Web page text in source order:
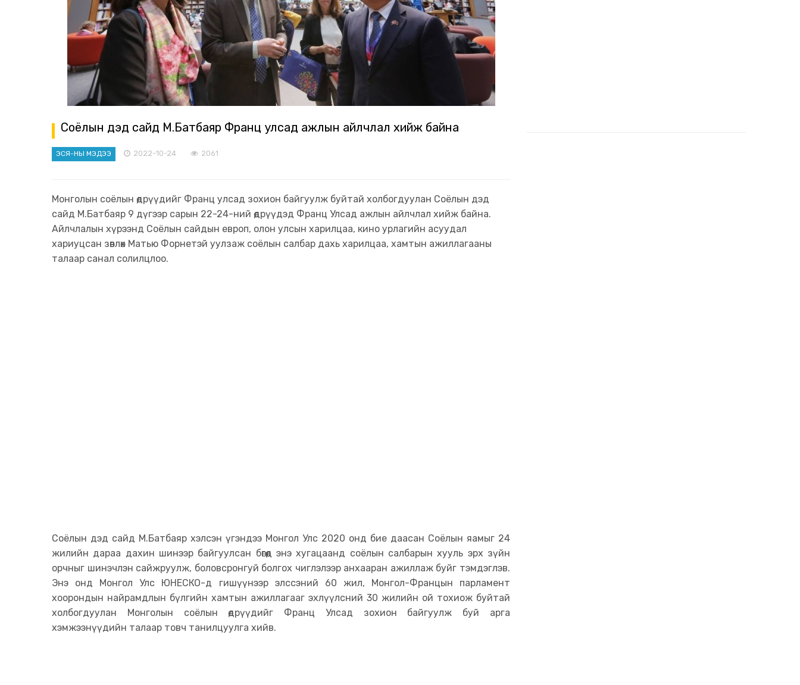
Соёлын дэд сайд М.Батбаяр Франц улсад ажлын айлчлал хийж байна
ЭСЯ-НЫ МЭДЭЭ 2022-10-24 2061
Монголын соёлын өдрүүдийг Франц улсад зохион байгуулж буйтай холбогдуулан Соёлын дэд
сайд М.Батбаяр 9 дүгээр сарын 22-24-ний өдрүүдэд Франц Улсад ажлын айлчлал хийж байна.
Айлчлалын хүрээнд Соёлын сайдын европ, олон улсын харилцаа, кино урлагийн асуудал
хариуцсан зөвлөх Матью Форнетэй уулзаж соёлын салбар дахь харилцаа, хамтын ажиллагааны
талаар санал солилцлоо.
Соёлын дэд сайд М.Батбаяр хэлсэн үгэндээ Монгол Улс 2020 онд бие даасан Соёлын яамыг 24
жилийн дараа дахин шинээр байгуулсан бөгөөд энэ хугацаанд соёлын салбарын хууль эрх зүйн
орчныг шинэчлэн сайжруулж, боловсронгуй болгох чиглэлээр анхааран ажиллаж буйг тэмдэглэв.
Энэ онд Монгол Улс ЮНЕСКО-д гишүүнээр элссэний 60 жил, Монгол-Францын парламент
хоорондын найрамдлын бүлгийн хамтын ажиллагааг эхлүүлсний 30 жилийн ой тохиож буйтай
холбогдуулан Монголын соёлын өдрүүдийг Франц Улсад зохион байгуулж буй арга
хэмжээнүүдийн талаар товч танилцуулга хийв.